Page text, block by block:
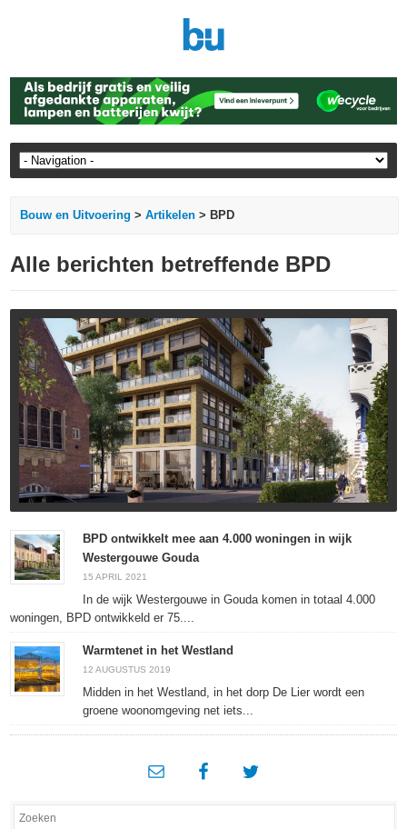
Bouw en Uitvoering >Artikelen > BPD
Alle berichten betreffende BPD
BPD ontwikkelt mee aan 4.000 woningen in wijk
Westergouwe Gouda
15 APRIL 2021
In de wijk Westergouwe in Gouda komen in totaal 4.000
woningen, BPD ontwikkeld er 75....
Warmtenet in het Westland
12 AUGUSTUS 2019
Midden in het Westland, in het dorp De Lier wordt een
groene woonomgeving net iets...